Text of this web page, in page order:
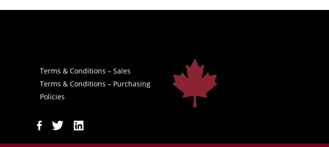
Terms & Conditions – Sales
Terms & Conditions – Purchasing
Policies